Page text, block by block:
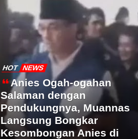
HOT NEWS
Anies Ogah-ogahan
Salaman dengan
Pendukungnya, Muannas
Langsung Bongkar
Kesombongan Anies di